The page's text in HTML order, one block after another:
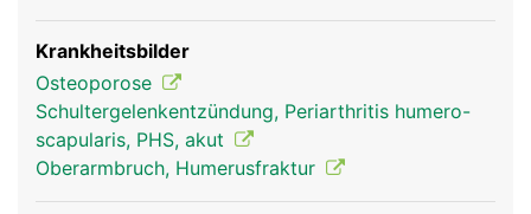
Humerus Frau Humerus Mann
Krankheitsbilder
Osteoporose
Schultergelenkentzündung, Periarthritis humero-
scapularis, PHS, akut
Oberarmbruch, Humerusfraktur